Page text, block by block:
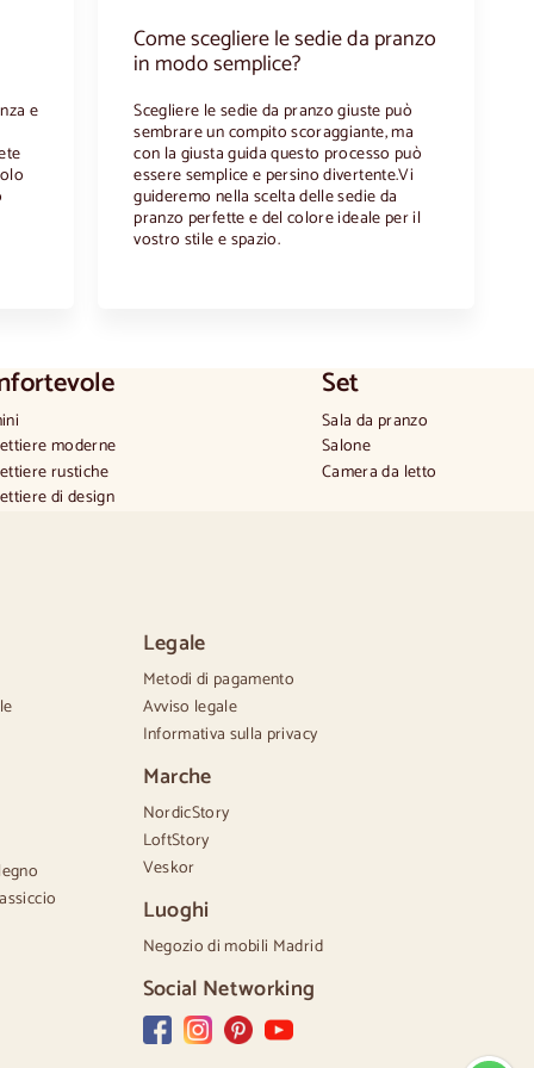
e
Come scegliere le sedie da pranzo
in modo semplice?
Scegliere le sedie da pranzo giuste può
sembrare un compito scoraggiante, ma
con la giusta guida questo processo può
essere semplice e persino divertente.Vi
guideremo nella scelta delle sedie da
pranzo perfette e del colore ideale per il
vostro stile e spazio.
moderne
rustiche
di design
in legno di noce
Set
Sala da pranzo
Salone
Camera da letto
Legale
Metodi di pagamento
Avviso legale
Informativa sulla privacy
Marche
NordicStory
LoftStory
Veskor
Luoghi
Negozio di mobili Madrid
Social Networking